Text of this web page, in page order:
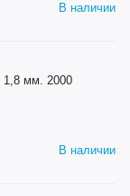
В наличии
1,8 мм. 2000
В наличии